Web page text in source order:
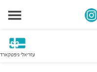
עזריאלי גיפטקארד